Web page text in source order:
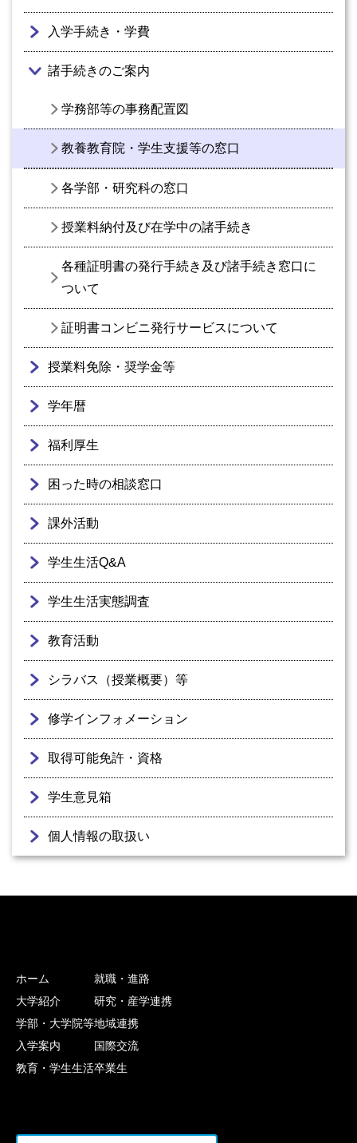
入学手続き・学費
諸手続きのご案内
学務部等の事務配置図
教養教育院・学生支援等の窓口
各学部・研究科の窓口
授業料納付及び在学中の諸手続き
各種証明書の発行手続き及び諸手続き窓口に
ついて
証明書コンビニ発行サービスについて
授業料免除・奨学金等
学年暦
福利厚生
困った時の相談窓口
課外活動
学生生活Q&A
学生生活実態調査
教育活動
シラバス（授業概要）等
修学インフォメーション
取得可能免許・資格
学生意見箱
個人情報の取扱い
ホーム
大学紹介
学部・大学院等
入学案内
教育・学生生活
就職・進路
研究・産学連携
地域連携
国際交流
卒業生